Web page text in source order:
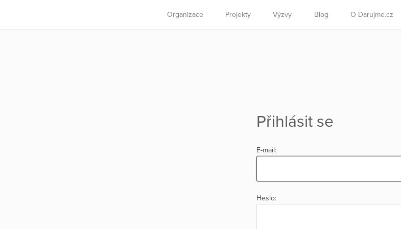
Organizace Projekty Výzvy Blog O Darujme.cz
Přihlásit se
E-mail:
Heslo: